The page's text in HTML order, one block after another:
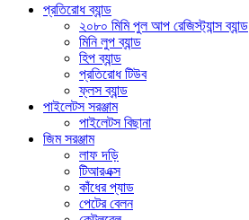
প্রতিরোধ ব্যান্ড
২০৮০ মিমি পুল আপ রেজিস্ট্যান্স ব্যান্ড
মিনি লুপ ব্যান্ড
হিপ ব্যান্ড
প্রতিরোধ টিউব
ফ্লস ব্যান্ড
পাইলেটস সরঞ্জাম
পাইলেটস বিছানা
জিম সরঞ্জাম
লাফ দড়ি
টিআরএক্স
কাঁধের প্যাড
পেটের বেলন